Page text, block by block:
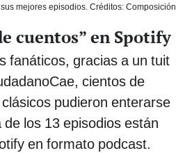
mejores episodios. Créditos: Composición
cuentos” en Spotify
fanáticos, gracias a un tuit
cientos de
pudieron enterarse
los 13 episodios están
en formato podcast.